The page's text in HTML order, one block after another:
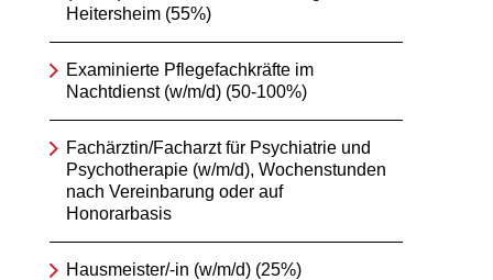
Heitersheim (55%)
Examinierte Pflegefachkräfte im
Nachtdienst (w/m/d) (50-100%)
Fachärztin/Facharzt für Psychiatrie und
Psychotherapie (w/m/d), Wochenstunden
nach Vereinbarung oder auf
Honorarbasis
Hausmeister/-in (w/m/d) (25%)